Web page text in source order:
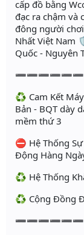
cấp đồ bằng
đạc ra chậm và
đông người
Nhất Việt Nam
Quốc - Nguyên
♻️ Cam Kết
Bản - BQT dày
mềm thứ 3
⛔ Hệ Thống
Động Hàng
♻️ Hệ Thống
♻️ Cộng Đồng